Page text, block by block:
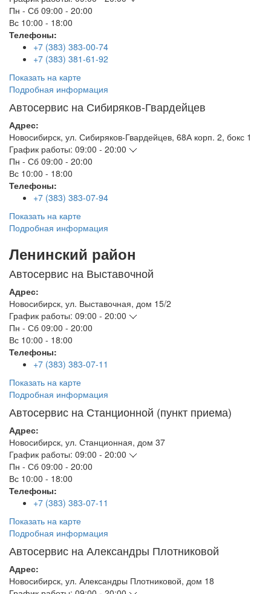
Пн - Сб 09:00 - 20:00
Вс 10:00 - 18:00
Телефоны:
+7 (383) 383-00-74
+7 (383) 381-61-92
Показать на карте
Подробная информация
Автосервис на Сибиряков-Гвардейцев
Адрес:
Новосибирск, ул. Сибиряков-Гвардейцев, 68А корп. 2, бокс 1
График работы: 09:00 - 20:00
Пн - Сб 09:00 - 20:00
Вс 10:00 - 18:00
Телефоны:
+7 (383) 383-07-94
Показать на карте
Подробная информация
Ленинский район
Автосервис на Выставочной
Адрес:
Новосибирск, ул. Выставочная, дом 15/2
График работы: 09:00 - 20:00
Пн - Сб 09:00 - 20:00
Вс 10:00 - 18:00
Телефоны:
+7 (383) 383-07-11
Показать на карте
Подробная информация
Автосервис на Станционной (пункт приема)
Адрес:
Новосибирск, ул. Станционная, дом 37
График работы: 09:00 - 20:00
Пн - Сб 09:00 - 20:00
Вс 10:00 - 18:00
Телефоны:
+7 (383) 383-07-11
Показать на карте
Подробная информация
Автосервис на Александры Плотниковой
Адрес:
Новосибирск, ул. Александры Плотниковой, дом 18